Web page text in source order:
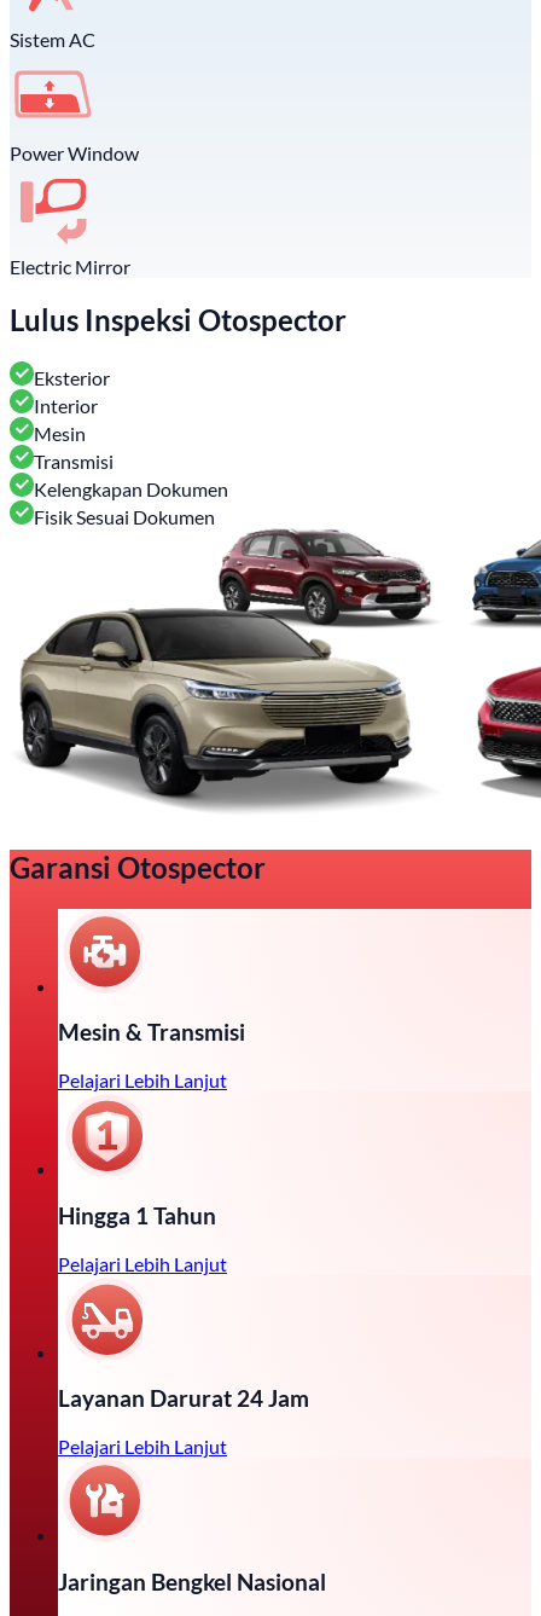
Sistem AC
Power Window
Electric Mirror
Lulus Inspeksi Otospector
Eksterior
Interior
Mesin
Transmisi
Kelengkapan Dokumen
Fisik Sesuai Dokumen
Garansi Otospector
Mesin & Transmisi
Pelajari Lebih Lanjut
Hingga 1 Tahun
Pelajari Lebih Lanjut
Layanan Darurat 24 Jam
Pelajari Lebih Lanjut
Jaringan Bengkel Nasional